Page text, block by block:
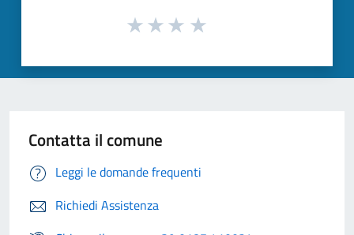
Contatta il comune
Leggi le domande frequenti
Richiedi Assistenza